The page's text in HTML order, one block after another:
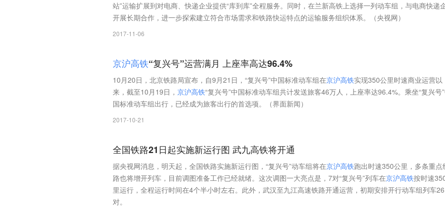
站”运输扩展到对电商、快递企业提供“库到库”全程服务。同时，在兰新高铁上选择一列动车组，与电商快递
开展长期合作，进一步探索建立符合市场需求和铁路快运特点的运输服务组织体系。（央视网）
2017-11-06
京沪高铁“复兴号”运营满月 上座率高达96.4%
10月20日，北京铁路局宣布，自9月21日，“复兴号”中国标准动车组在京沪高铁实现350公里时速商业运营以
来，截至10月19日， 京沪高铁“复兴号”中国标准动车组共计发送旅客46万人，上座率达96.4%。乘坐“复兴号
国标准动车组出行，已经成为旅客出行的首选项。（界面新闻）
2017-10-21
全国铁路21日起实施新运行图 武九高铁将开通
据央视网消息，明天起，全国铁路实施新运行图，“复兴号”动车组将在京沪高铁跑出时速350公里，多条重点
路也将增开列车，目前调图准备工作已经就绪。这次调图一大亮点是，7对“复兴号”列车在京沪高铁按时速
里运行，全程运行时间在4个半小时左右。此外，武汉至九江高速铁路开通运营，初期安排开行动车组列车26
对。